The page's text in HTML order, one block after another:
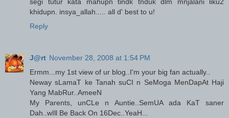
segi tutur kata mahupn tindk tnduk dlm mnjalani liku2
khidupn. insya_allah..... all d' best to u!
Reply
J@rt November 28, 2008 at 1:54 PM
Ermm...my 1st view of ur blog..I'm your big fan actually..
Neway sLamaT ke Tanah suCI n SeMoga MenDapAt Haji
Yang MabRur..AmeeN
My Parents, unCLe n Auntie..SemUA ada KaT saner
Dah..wIll Be Back On 16Dec..YeaH...